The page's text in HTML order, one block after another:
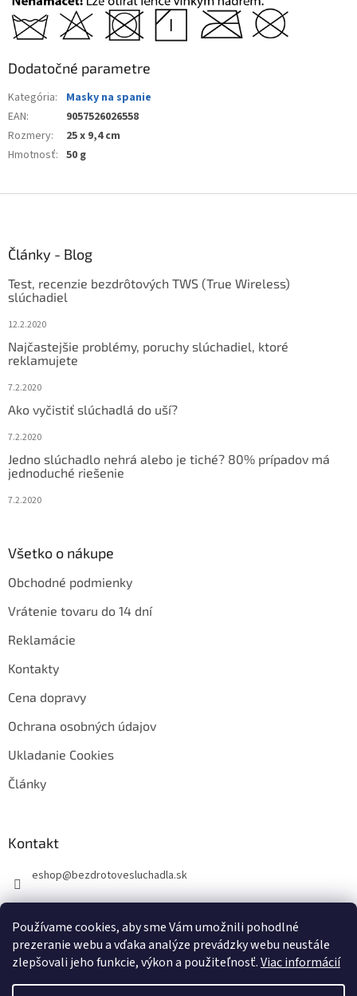
Používame cookies, aby sme Vám umožnili pohodlné
prezeranie webu a vďaka analýze prevádzky webu neustále
zlepšovali jeho funkcie, výkon a použiteľnosť.Viac informácií
Dodatočné parametre
Kategória:
Masky na spanie
EAN:
9057526026558
Rozmery:
25 x 9,4 cm
Hmotnosť: 50 g
Články - Blog
Test, recenzie bezdrôtových TWS (True Wireless)
slúchadiel
12.2.2020
Najčastejšie problémy, poruchy slúchadiel, ktoré
reklamujete
7.2.2020
Ako vyčistiť slúchadlá do uší?
7.2.2020
Jedno slúchadlo nehrá alebo je tiché? 80% prípadov má
jednoduché riešenie
7.2.2020
Všetko o nákupe
Obchodné podmienky
Vrátenie tovaru do 14 dní
Reklamácie
Kontakty
Cena dopravy
Ochrana osobných údajov
Ukladanie Cookies
Články
Kontakt
eshop@bezdrotovesluchadla.sk